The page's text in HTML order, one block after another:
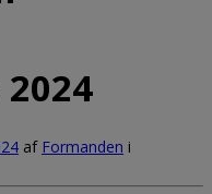
af Formanden i